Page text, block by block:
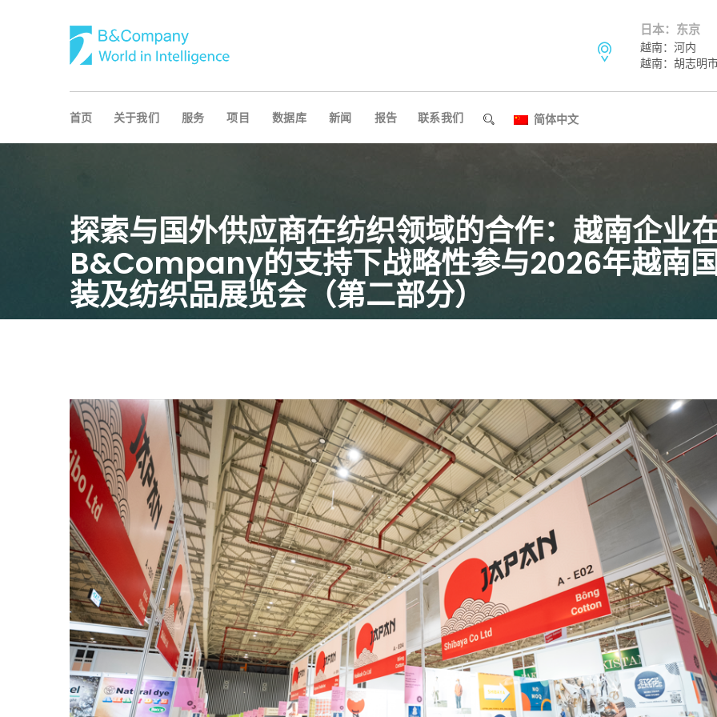
日本：东京
越南：河内
越南：胡志明
首页 关于我们 服务 项目 数据库 新闻 报告 联系我们 简体中文
探索与国外供应商在纺织领域的合作：越南企业
B&Company的支持下战略性参与2026年越南
装及纺织品展览会（第二部分）
订阅新闻通讯